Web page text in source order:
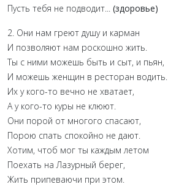
Пусть тебя не подводит... (здоровье)
2. Они нам греют душу и карман
И позволяют нам роскошно жить.
Ты с ними можешь быть и сыт, и пьян,
И можешь женщин в ресторан водить.
Их у кого-то вечно не хватает,
А у кого-то куры не клюют.
Они порой от многого спасают,
Порою спать спокойно не дают.
Хотим, чтоб мог ты каждым летом
Поехать на Лазурный берег,
Жить припеваючи при этом.